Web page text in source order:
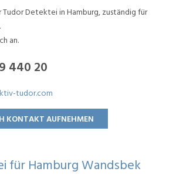
Detektei in Hamburg, zuständig für
an.
440 20
tudor.com
KONTAKT AUFNEHMEN
für Hamburg Wandsbek